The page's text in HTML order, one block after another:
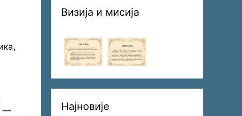
—
Визија и мисија
Најновије